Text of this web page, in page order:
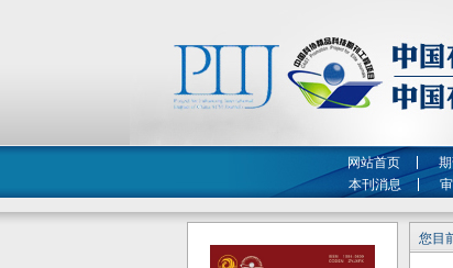
网站首页
本刊消息
您目